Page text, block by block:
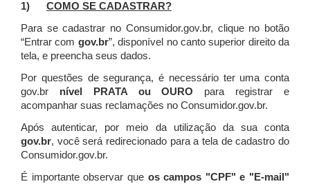
1) COMO SE CADASTRAR?
Para se cadastrar no Consumidor.gov.br, clique no botão
“Entrar com gov.br”, disponível no canto superior direito da
tela, e preencha seus dados.
Por questões de segurança, é necessário ter uma conta
gov.br nível PRATA ou OURO para registrar e
acompanhar suas reclamações no Consumidor.gov.br.
Após autenticar, por meio da utilização da sua conta
gov.br, você será redirecionado para a tela de cadastro do
Consumidor.gov.br.
É importante observar que os campos "CPF" e "E-mail"